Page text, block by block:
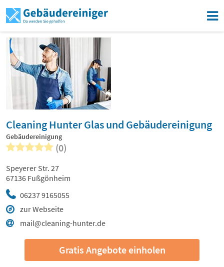
Cleaning Hunter Glas und Gebäudereinigung
Gebäudereinigung
(0)
06237 9165055
zur Webseite
mail@cleaning-hunter.de
Speyerer Str. 27
67136 Fußgönheim
Gratis Angebote einholen